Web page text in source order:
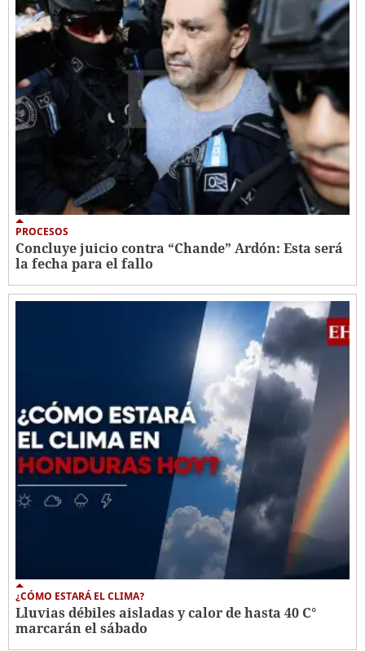
PROCESOS
Concluye juicio contra “Chande” Ardón: Esta será
la fecha para el fallo
¿CÓMO ESTARÁ EL CLIMA?
Lluvias débiles aisladas y calor de hasta 40 C°
marcarán el sábado